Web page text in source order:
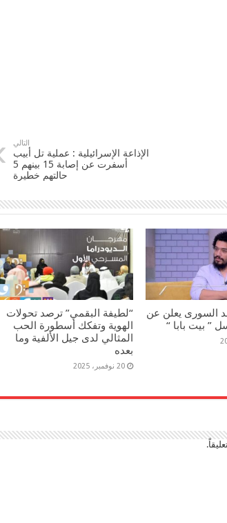
التالي
الإذاعة الإسرائيلية : عملية تل أبيب
أسفرت عن إصابة 15 بينهم 5
حالتهم خطيرة
السورى يعلن عن
” بيت بابا “
“لطيفة البقمي” ترصد تحولات
الهوية وتفكك أسطورة الحب
المثالي لدى جيل الألفية وما
بعده
20 نوفمبر، 2025